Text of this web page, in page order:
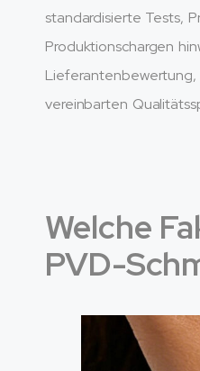
standardisierte Tests,
Produktionschargen
vereinbarten
Welche
PVD-